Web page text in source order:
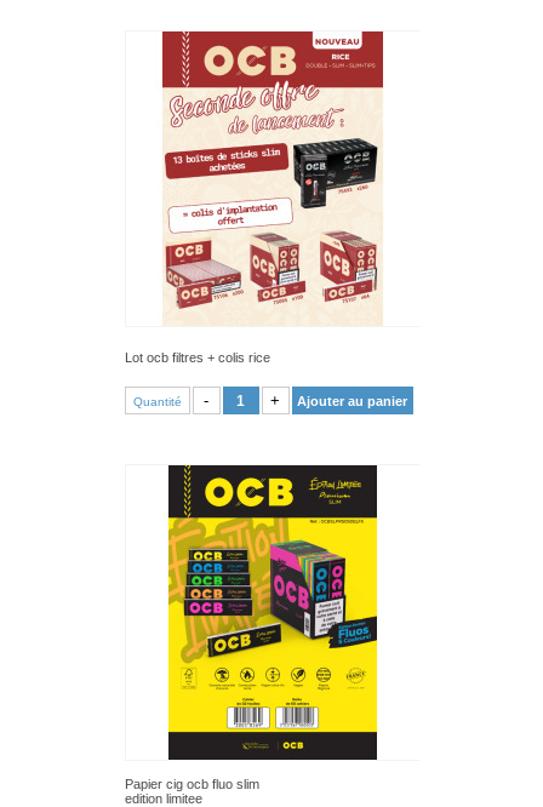
Lot ocb filtres + colis rice
Quantité - + Ajouter au panier
Papier cig ocb fluo slim
edition limitee